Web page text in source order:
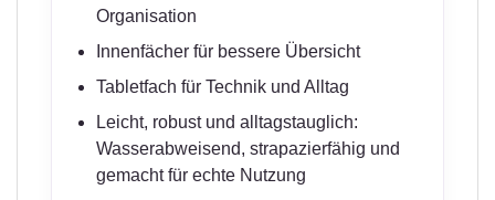
Organisation
Innenfächer für bessere Übersicht
Tabletfach für Technik und Alltag
Leicht, robust und alltagstauglich:
Wasserabweisend, strapazierfähig und
gemacht für echte Nutzung